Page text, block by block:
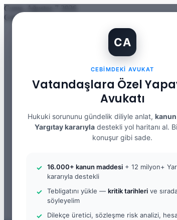
CA
CEBIMDEKI AVUKAT
Vatandaşlara Özel
Avukatı
Hukuki sorununu gündelik diliyle anlat,
Yargıtay kararıyla destekli yol haritanı al.
konuşur gibi sade.
16.000+ kanun maddesi + 12 milyon+
kararıyla destekli
Tebligatını yükle — kritik tarihleri ve
söyleyelim
Dilekçe üretici, sözleşme risk analizi,
Cuma, Ağustos 7 2026
Güncel Makale
İBAN Kiralama Cezasında Yeni Dönem: TCK
12. Yargı Paketi Kabul Edildi: Avukat
Banka Hesabımı Dolandırıcılara
Yargıtay Kararı İncelemesi ve Tanık
Kusur Belirlemesinin Maddi ve Manevi
Kusur Belirlemesinin Maddi ve Manevi
Kira Sözleşmesinin Feshi ve Bilirkişi
Yargıtay Kararı İncelemesi: 2. Ceza Dairesi
Facebook
WhatsApp
Kayıt Ol
Rastgele Makale
Kenar Bölmesi